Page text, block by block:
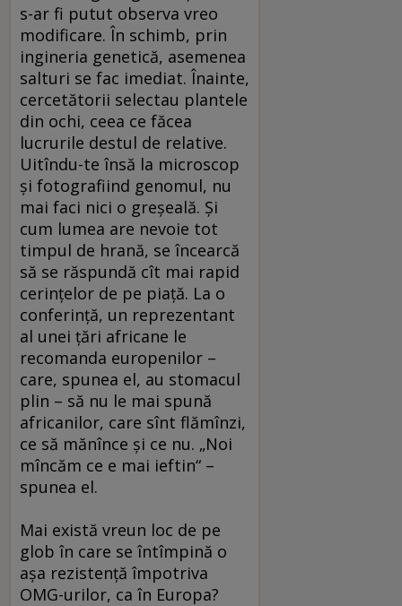
s-ar fi putut observa vreo
modificare. În schimb, prin
ingineria genetică, asemenea
salturi se fac imediat. Înainte,
cercetătorii selectau plantele
din ochi, ceea ce făcea
lucrurile destul de relative.
Uitîndu-te însă la microscop
şi fotografiind genomul, nu
mai faci nici o greşeală. Şi
cum lumea are nevoie tot
timpul de hrană, se încearcă
să se răspundă cît mai rapid
cerinţelor de pe piaţă. La o
conferinţă, un reprezentant
al unei ţări africane le
recomanda europenilor –
care, spunea el, au stomacul
plin – să nu le mai spună
africanilor, care sînt flămînzi,
ce să mănînce şi ce nu. „Noi
mîncăm ce e mai ieftin“ –
spunea el.
Mai există vreun loc de pe
glob în care se întîmpină o
aşa rezistenţă împotriva
OMG-urilor, ca în Europa?